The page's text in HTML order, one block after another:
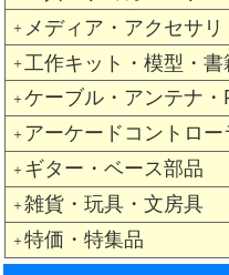
＋ メディア・アクセサ
＋ 工作キット・模型・
＋ ケーブル・アンテナ・
＋ アーケードコントロ
＋ ギター・ベース部品
＋ 雑貨・玩具・文房具
＋ 特価・特集品